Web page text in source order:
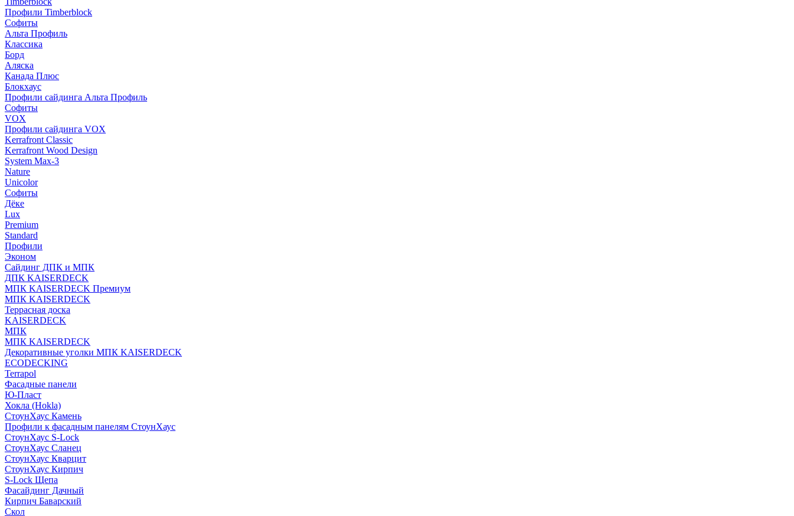
Профили Timberblock
Софиты
Альта Профиль
Классика
Борд
Аляска
Канада Плюс
Блокхаус
Профили сайдинга Альта Профиль
Софиты
VOX
Профили сайдинга VOX
Kerrafront Classic
Kerrafront Wood Design
System Max-3
Nature
Unicolor
Софиты
Дёке
Lux
Premium
Standard
Профили
Эконом
Сайдинг ДПК и МПК
ДПК KAISERDECK
МПК KAISERDECK Премиум
МПК KAISERDECK
Террасная доска
KAISERDECK
МПК
МПК KAISERDECK
Декоративные уголки МПК KAISERDECK
ECODECKING
Terrapol
Фасадные панели
Ю-Пласт
Хокла (Hokla)
СтоунХаус Камень
Профили к фасадным панелям СтоунХаус
СтоунХаус S-Lock
СтоунХаус Сланец
СтоунХаус Кварцит
СтоунХаус Кирпич
S-Lock Щепа
Фасайдинг Дачный
Кирпич Баварский
Скол